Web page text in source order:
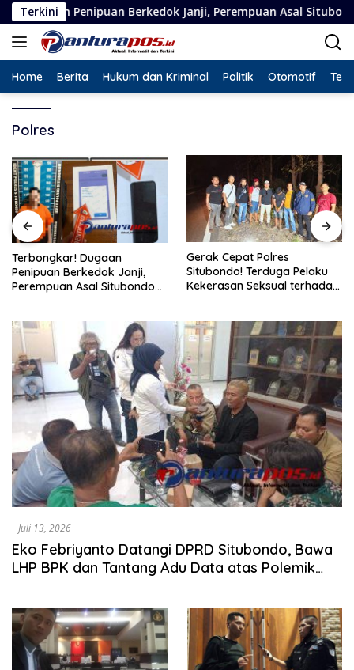
Langsung
ke
konten
Terkini
Berkedok Janji, Perempuan Asal Situbondo Resmi Jadi
Home Berita Hukum dan Kriminal Politik Otomotif
Polres
Terbongkar! Dugaan
Penipuan Berkedok Janji,
Perempuan Asal Situbondo
Gerak Cepat Polres
Situbondo! Terduga Pelaku
Kekerasan Seksual terhadap
Juli 13, 2026
Eko Febriyanto Datangi DPRD Situbondo, Bawa
LHP BPK dan Tantang Adu Data atas Polemik